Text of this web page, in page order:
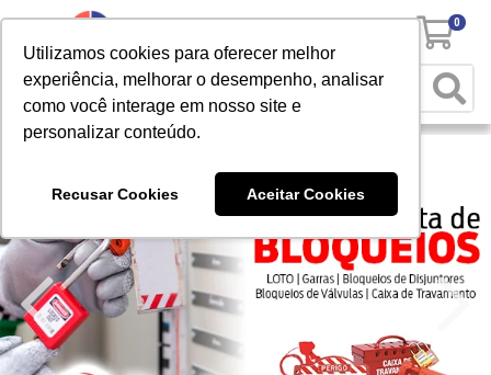
Utilizamos cookies para oferecer melhor
experiência, melhorar o desempenho, analisar
como você interage em nosso site e
personalizar conteúdo.
Recusar Cookies Aceitar Cookies
0